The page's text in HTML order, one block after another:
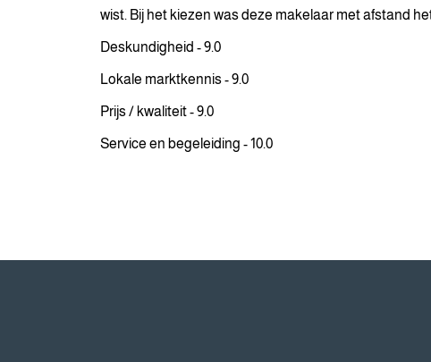
wist. Bij het kiezen was deze makelaar met afstand
Deskundigheid - 9.0
Lokale marktkennis - 9.0
Prijs / kwaliteit - 9.0
Service en begeleiding - 10.0